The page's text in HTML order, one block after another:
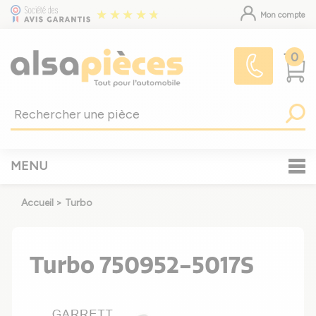
Mon compte
0
MENU
Accueil > Turbo
Turbo 750952-5017S